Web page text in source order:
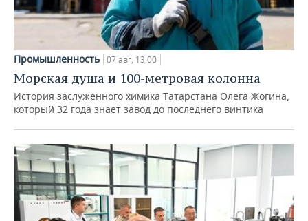
Промышленность 07 авг, 13:00
Морская душа и 100-метровая колонна
История заслуженного химика Татарстана Олега Жогина,
который 32 года знает завод до последнего винтика